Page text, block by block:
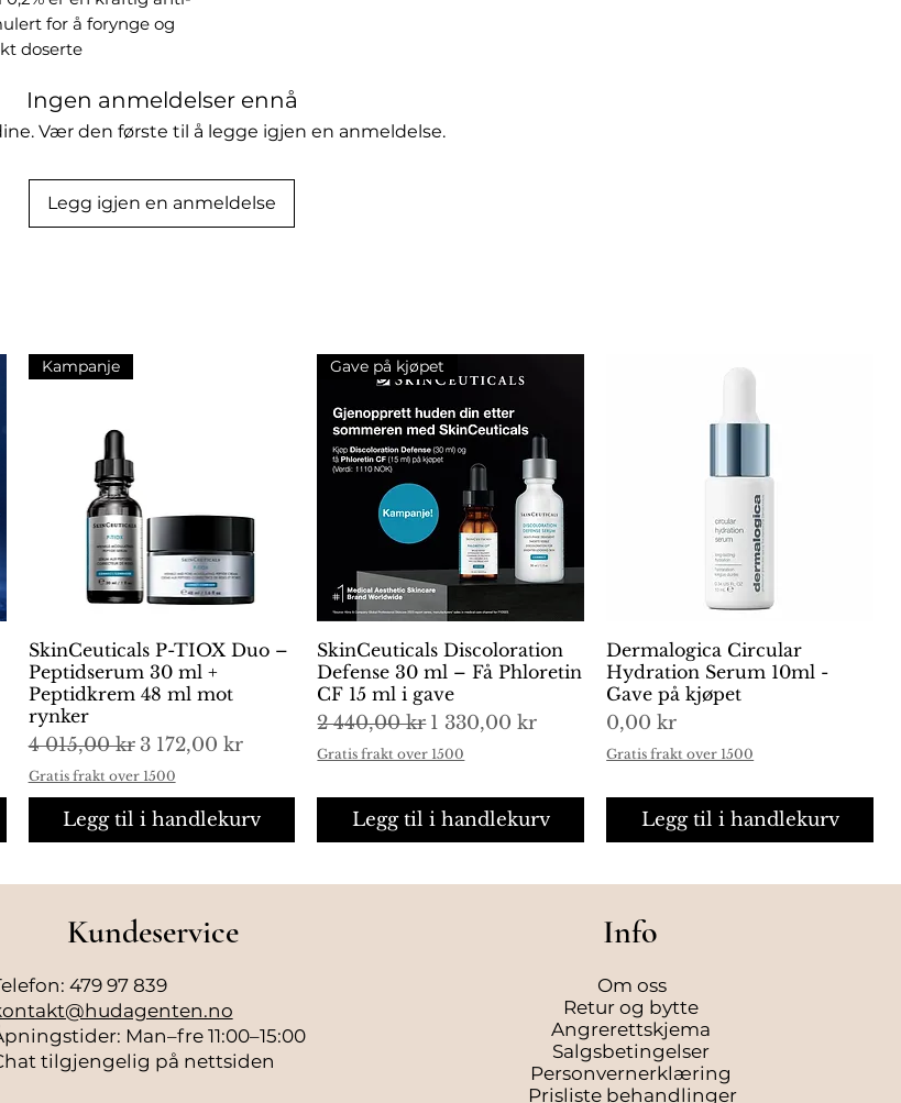
for å forynge og
doserte
synligheten av fine
som den fremmer
en perfekt tilføyelse
og mer ungdommelig
og omsorg for huden
Ingen anmeldelser ennå
Vær den første til å legge igjen en anmeldelse.
Legg igjen en anmeldelse
Hurtigvisning
Kampanje
SkinCeuticals P-TIOX Duo –
Peptidserum 30 ml +
Peptidkrem 48 ml mot
rynker
Vanlig pris
4 015,00 kr Salgspris
3 172,00 kr
Gratis frakt over 1500
Legg til i handlekurv
Hurtigvisning
Gave på kjøpet
SkinCeuticals Discoloration
Defense 30 ml – Få Phloretin
CF 15 ml i gave
Vanlig pris
2 440,00 kr Salgspris
1 330,00 kr
Gratis frakt over 1500
Legg til i handlekurv
Hurtigvisning
Dermalogica Circular
Hydration Serum 10ml -
Gave på kjøpet
Pris
0,00 kr
Gratis frakt over 1500
Legg til i handlekurv
Kundeservice
479 97 839
Man–fre 11:00–15:00
tilgjengelig på nettsiden
Info
Om oss
Retur og bytte
Angrerettskjema
Salgsbetingelser
Personvernerklæring
Prisliste behandlinger